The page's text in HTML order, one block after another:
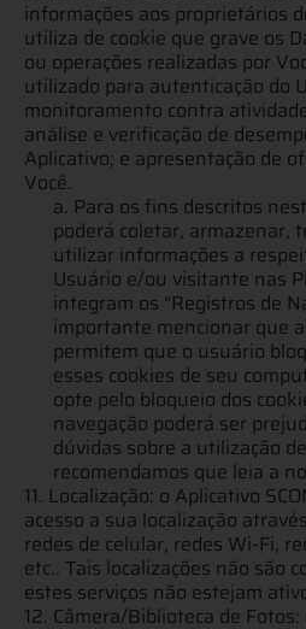
informações aos proprietários
utiliza de cookie que grave os
ou operações realizadas por
utilizado para autenticação do
monitoramento contra
análise e verificação de
Aplicativo; e apresentação de
Você.
a. Para os fins descritos
poderá coletar, armazenar,
utilizar informações a
Usuário e/ou visitante nas
integram os “Registros de
importante mencionar que
permitem que o usuário
esses cookies de seu
opte pelo bloqueio dos
navegação poderá ser
dúvidas sobre a utilização
recomendamos que leia a
11. Localização: o Aplicativo
acesso a sua localização
redes de celular, redes Wi-Fi,
etc.. Tais localizações não são
estes serviços não estejam
12. Câmera/Biblioteca de